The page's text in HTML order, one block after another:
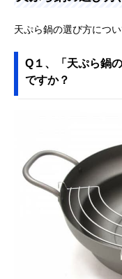
天ぷら鍋の選び方につい
Q１、「天ぷら鍋
ですか？